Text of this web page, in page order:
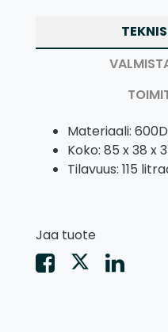
Materiaali:
Koko: 85 x 38 x
Tilavuus: 115
Jaa tuote